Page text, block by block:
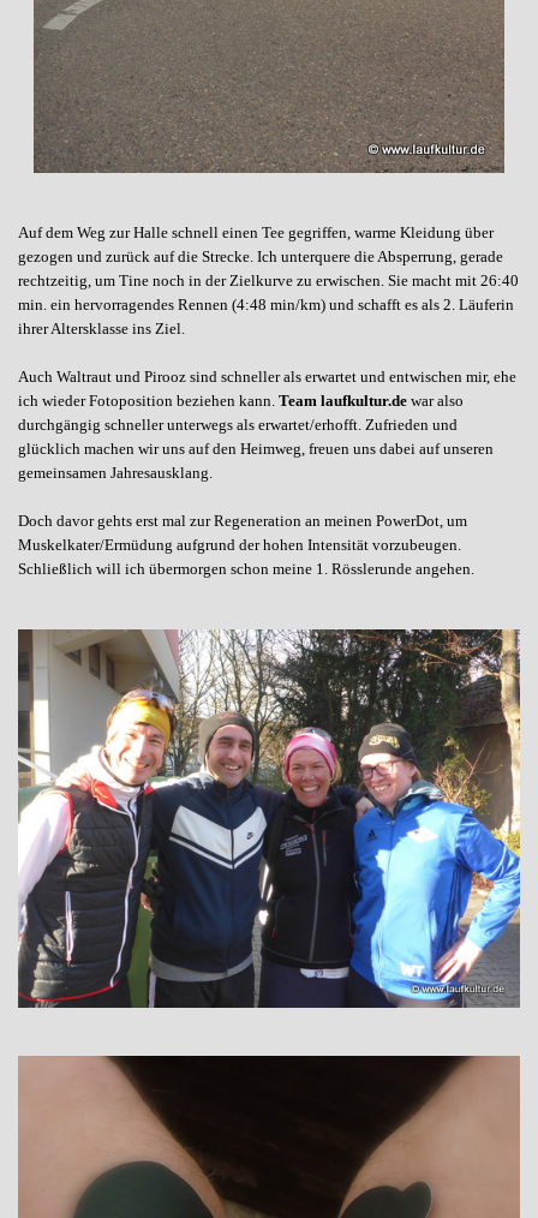
Auf dem Weg zur Halle schnell einen Tee gegriffen, warme Kleidung über
gezogen und zurück auf die Strecke. Ich unterquere die Absperrung, gerade
rechtzeitig, um Tine noch in der Zielkurve zu erwischen. Sie macht mit 26:40
min. ein hervorragendes Rennen (4:48 min/km) und schafft es als 2. Läuferin
ihrer Altersklasse ins Ziel.
Auch Waltraut und Pirooz sind schneller als erwartet und entwischen mir, ehe
ich wieder Fotoposition beziehen kann. Team laufkultur.de war also
durchgängig schneller unterwegs als erwartet/erhofft. Zufrieden und
glücklich machen wir uns auf den Heimweg, freuen uns dabei auf unseren
gemeinsamen Jahresausklang.
Doch davor gehts erst mal zur Regeneration an meinen PowerDot, um
Muskelkater/Ermüdung aufgrund der hohen Intensität vorzubeugen.
Schließlich will ich übermorgen schon meine 1. Rösslerunde angehen.